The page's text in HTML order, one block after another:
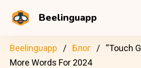
Beelinguapp
Beelinguapp Блог
“Touch
More Words For 2024